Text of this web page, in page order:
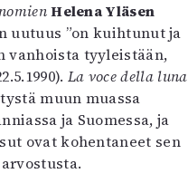
Helena Yläsen
uutuus ”on kuihtunut ja
vanhoista tyyleistään,
La voce della luna
muun muassa
ja Suomessa, ja
ovat kohentaneet sen